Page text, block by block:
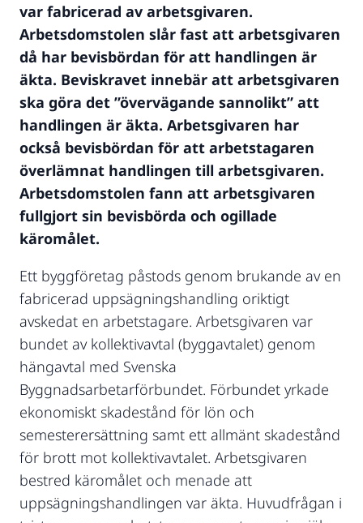
var fabricerad av arbetsgivaren.
Arbetsdomstolen slår fast att arbetsgivaren
då har bevisbördan för att handlingen är
äkta. Beviskravet innebär att arbetsgivaren
ska göra det ”övervägande sannolikt” att
handlingen är äkta. Arbetsgivaren har
också bevisbördan för att arbetstagaren
överlämnat handlingen till arbetsgivaren.
Arbetsdomstolen fann att arbetsgivaren
fullgjort sin bevisbörda och ogillade
käromålet.
Ett byggföretag påstods genom brukande av en
fabricerad uppsägningshandling oriktigt
avskedat en arbetstagare. Arbetsgivaren var
bundet av kollektivavtal (byggavtalet) genom
hängavtal med Svenska
Byggnadsarbetarförbundet. Förbundet yrkade
ekonomiskt skadestånd för lön och
semesterersättning samt ett allmänt skadestånd
för brott mot kollektivavtalet. Arbetsgivaren
bestred käromålet och menade att
uppsägningshandlingen var äkta. Huvudfrågan i